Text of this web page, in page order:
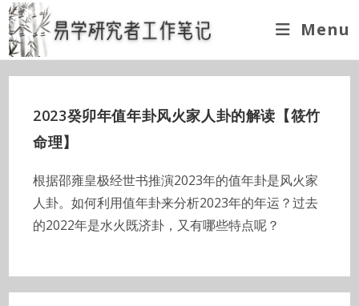
Skip
to
content
Menu
2023癸卯年值年卦风火家人卦的解读【筱竹
命理】
根据邵雍皇极经世书推演2023年的值年卦是风火家
人卦。如何利用值年卦来分析2023年的年运？过去
的2022年是水火既济卦，又有哪些特点呢？